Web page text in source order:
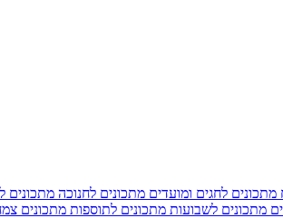
מתכונים לחגים ומועדים מתכונים לחנוכה מתכונים
מתכונים לשבועות מתכונים לתוספות מתכונים